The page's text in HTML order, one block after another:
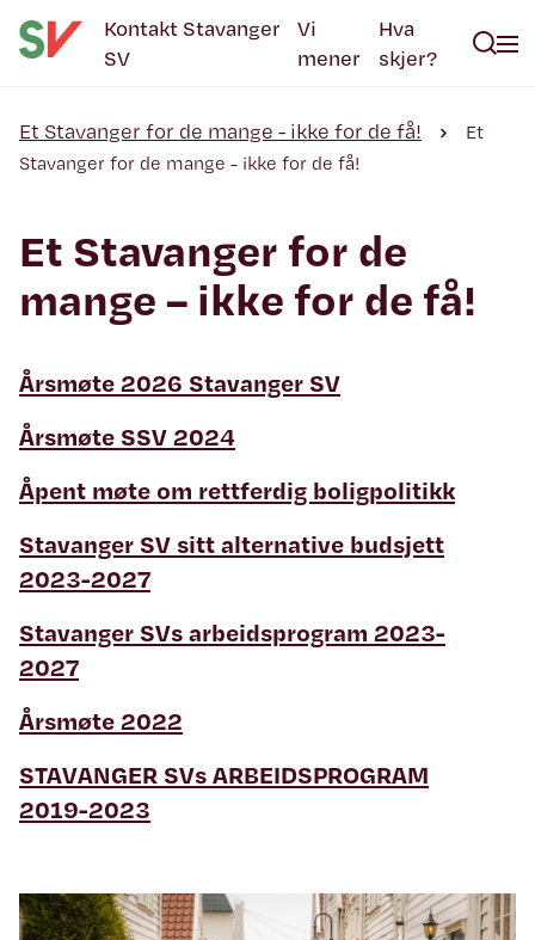
Kontakt Stavanger
SV
Vi
mener
Hva
skjer?
Et Stavanger for de mange - ikke for de få!
Et
Stavanger for de mange - ikke for de få!
Et Stavanger for de
mange – ikke for de få!
Årsmøte 2026 Stavanger SV
Årsmøte SSV 2024
Åpent møte om rettferdig boligpolitikk
Stavanger SV sitt alternative budsjett
2023-2027
Stavanger SVs arbeidsprogram 2023-
2027
Årsmøte 2022
STAVANGER SVs ARBEIDSPROGRAM
2019-2023